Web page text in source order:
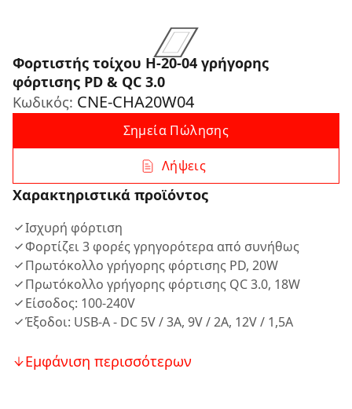
Φορτιστής τοίχου H-20-04 γρήγορης
φόρτισης PD & QC 3.0
Κωδικός: CNE-CHA20W04
Σημεία Πώλησης
Λήψεις
Χαρακτηριστικά προϊόντος
Ισχυρή φόρτιση
Φορτίζει 3 φορές γρηγορότερα από συνήθως
Πρωτόκολλο γρήγορης φόρτισης PD, 20W
Πρωτόκολλο γρήγορης φόρτισης QC 3.0, 18W
Είσοδος: 100-240V
Έξοδοι: USB-A - DC 5V / 3A, 9V / 2A, 12V / 1,5A
Εμφάνιση περισσότερων